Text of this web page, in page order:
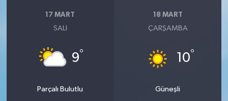
17 MART
SALI
9°
Parçalı Bulutlu
18 MART
ÇARŞAMBA
10°
Güneşli